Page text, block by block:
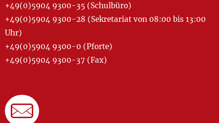
+49(0)5904 9300-35 (Schulbüro)
+49(0)5904 9300-28 (Sekretariat von 08:00 bis 13:00
Uhr)
+49(0)5904 9300-0 (Pforte)
+49(0)5904 9300-37 (Fax)